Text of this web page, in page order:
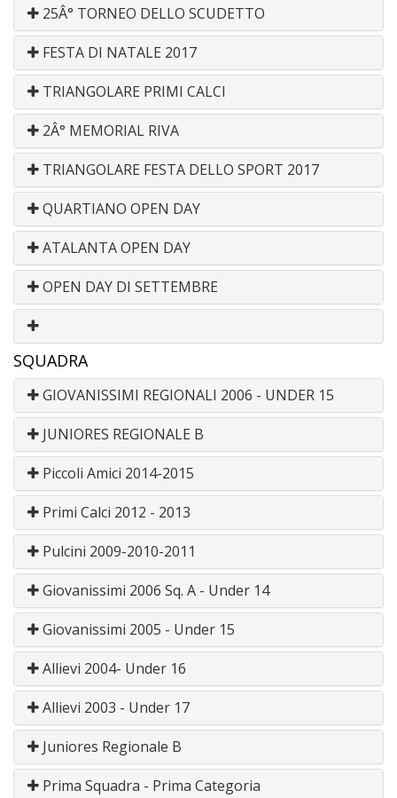
25Â° TORNEO DELLO SCUDETTO
FESTA DI NATALE 2017
TRIANGOLARE PRIMI CALCI
2Â° MEMORIAL RIVA
TRIANGOLARE FESTA DELLO SPORT 2017
QUARTIANO OPEN DAY
ATALANTA OPEN DAY
OPEN DAY DI SETTEMBRE
SQUADRA
GIOVANISSIMI REGIONALI 2006 - UNDER 15
JUNIORES REGIONALE B
Piccoli Amici 2014-2015
Primi Calci 2012 - 2013
Pulcini 2009-2010-2011
Giovanissimi 2006 Sq. A - Under 14
Giovanissimi 2005 - Under 15
Allievi 2004- Under 16
Allievi 2003 - Under 17
Juniores Regionale B
Prima Squadra - Prima Categoria